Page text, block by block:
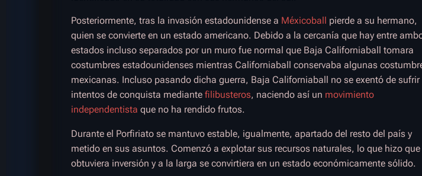
Posteriormente, tras la invasión estadounidense a Méxicoball pierde a su hermano,
quien se convierte en un estado americano. Debido a la cercanía que hay entre
estados incluso separados por un muro fue normal que Baja Californiaball tomara
costumbres estadounidenses mientras Californiaball conservaba algunas
mexicanas. Incluso pasando dicha guerra, Baja Californiaball no se exentó de sufrir
intentos de conquista mediante filibusteros, naciendo así un movimiento
independentista que no ha rendido frutos.
Durante el Porfiriato se mantuvo estable, igualmente, apartado del resto del país y
metido en sus asuntos. Comenzó a explotar sus recursos naturales, lo que hizo que
obtuviera inversión y a la larga se convirtiera en un estado económicamente sólido.